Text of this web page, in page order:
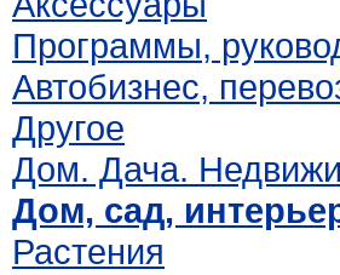
Программы,
Автобизнес,
Другое
Дом. Дача.
Дом, сад,
Растения